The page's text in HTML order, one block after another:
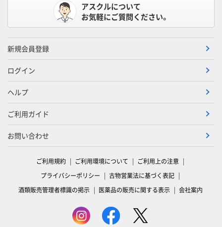
アスクルについて
お気軽にご質問ください。
新規会員登録
ログイン
ヘルプ
ご利用ガイド
お問い合わせ
ご利用規約 ご利用環境について
ご利用上の注意
プライバシーポリシー
古物営業法に基づく表記
酒類販売管理者標識の掲示
医薬品の販売に関する表示 会社案内